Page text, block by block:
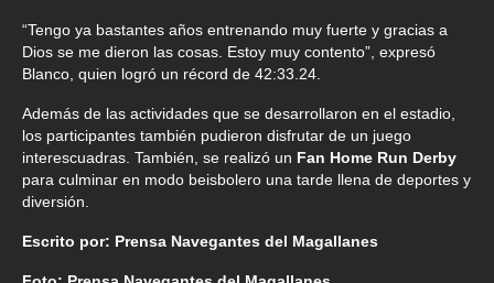
“Tengo ya bastantes años entrenando muy fuerte y gracias a
Dios se me dieron las cosas. Estoy muy contento”, expresó
Blanco, quien logró un récord de 42:33.24.
Además de las actividades que se desarrollaron en el estadio,
los participantes también pudieron disfrutar de un juego
interescuadras. También, se realizó un Fan Home Run Derby
para culminar en modo beisbolero una tarde llena de deportes y
diversión.
Escrito por: Prensa Navegantes del Magallanes